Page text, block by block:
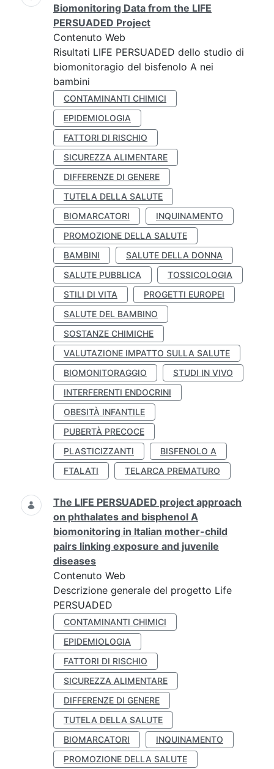
Biomonitoring Data from the LIFE
PERSUADED Project
Contenuto Web
Risultati LIFE PERSUADED dello studio di
biomonitoragio del bisfenolo A nei
bambini
CONTAMINANTI CHIMICI
EPIDEMIOLOGIA
FATTORI DI RISCHIO
SICUREZZA ALIMENTARE
DIFFERENZE DI GENERE
TUTELA DELLA SALUTE
BIOMARCATORI
INQUINAMENTO
PROMOZIONE DELLA SALUTE
BAMBINI
SALUTE DELLA DONNA
SALUTE PUBBLICA
TOSSICOLOGIA
STILI DI VITA
PROGETTI EUROPEI
SALUTE DEL BAMBINO
SOSTANZE CHIMICHE
VALUTAZIONE IMPATTO SULLA SALUTE
BIOMONITORAGGIO
STUDI IN VIVO
INTERFERENTI ENDOCRINI
OBESITÀ INFANTILE
PUBERTÀ PRECOCE
PLASTICIZZANTI
BISFENOLO A
FTALATI
TELARCA PREMATURO
The LIFE PERSUADED project approach
on phthalates and bisphenol A
biomonitoring in Italian mother-child
pairs linking exposure and juvenile
diseases
Contenuto Web
Descrizione generale del progetto Life
PERSUADED
CONTAMINANTI CHIMICI
EPIDEMIOLOGIA
FATTORI DI RISCHIO
SICUREZZA ALIMENTARE
DIFFERENZE DI GENERE
TUTELA DELLA SALUTE
BIOMARCATORI
INQUINAMENTO
PROMOZIONE DELLA SALUTE